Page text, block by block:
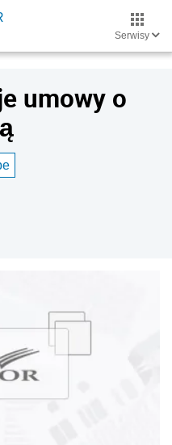
Serwisy
umowy o